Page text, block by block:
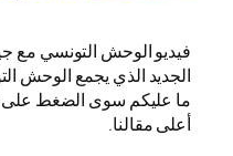
فيديو الوحش التونسي مع
الجديد الذي يجمع الوحش
ما عليكم سوى الضغط على
أعلى مقالنا.